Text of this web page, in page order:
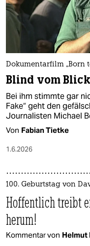
Dokumentarfilm „Born
Blind vom
Bei ihm stimmte gar
Fake“ geht den
Journalisten Michael
Von Fabian Tietke
1.6.2026
100. Geburtstag von
Hoffentlich treibt
herum!
Kommentar von Helmut